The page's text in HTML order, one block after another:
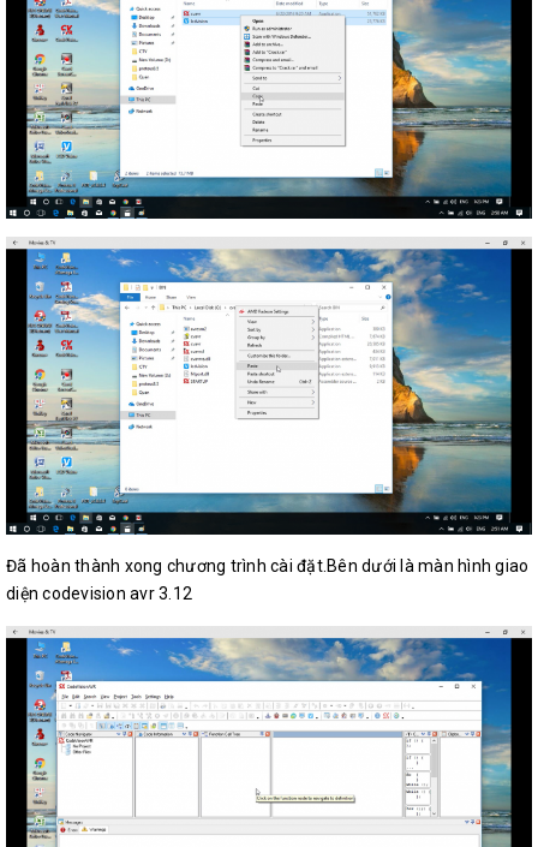
Đã hoàn thành xong chương trình cài đặt.Bên dưới là màn hình giao
diện codevision avr 3.12